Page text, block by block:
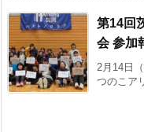
第14回
会 参加
2月14日
つのこア